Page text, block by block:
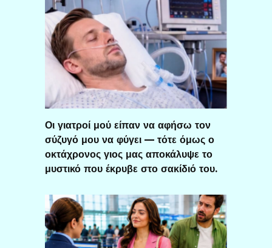
Οι γιατροί μού είπαν να αφήσω τον
σύζυγό μου να φύγει — τότε όμως ο
οκτάχρονος γιος μας αποκάλυψε το
μυστικό που έκρυβε στο σακίδιό του.